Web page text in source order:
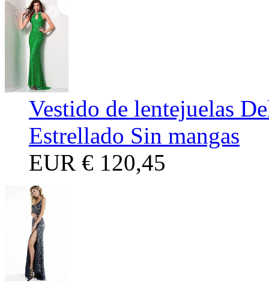
Vestido de lentejuelas
Estrellado Sin mangas
EUR € 120,45